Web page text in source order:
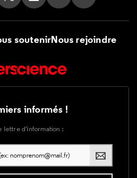
sur Facebook
nous sur Tik Tok
Suivez nous sur X
Suivez nous sur LinkedIn
Suivez nous sur
Suivez nous
soutenirNous rejoindre
informés !
lettre d’information :